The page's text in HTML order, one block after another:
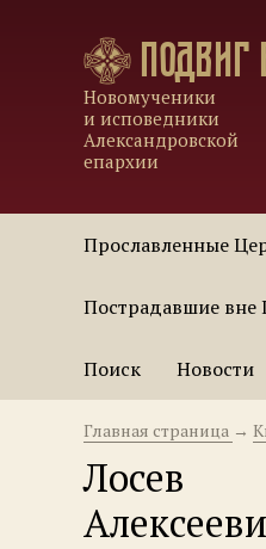
Новомученики
и исповедники
Александровской
епархии
Прославленные
Пострадавшие вне
Поиск Новости
Главная страница →
Лосев